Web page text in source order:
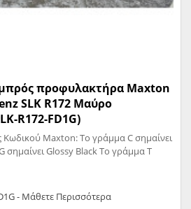
προφυλακτήρα Maxton
SLK R172 Μαύρο
R172-FD1G)
Κωδικού Maxton: Το γράμμα C σημαίνει
Glossy Black Το γράμμα T
- Μάθετε Περισσότερα